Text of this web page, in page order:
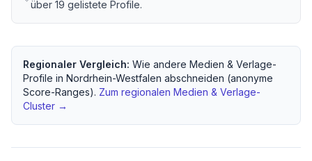
über19 gelistete Profile.
Regionaler Vergleich: Wie andere Medien & Verlage-
Profile in Nordrhein-Westfalen abschneiden (anonyme
Score-Ranges). Zum regionalen Medien & Verlage-
Cluster →